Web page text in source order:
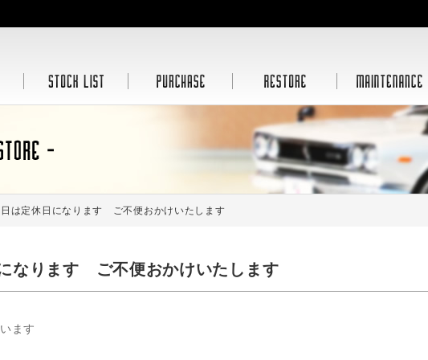
日は定休日になります ご不便おかけいたします
なります ご不便おかけいたします
ます